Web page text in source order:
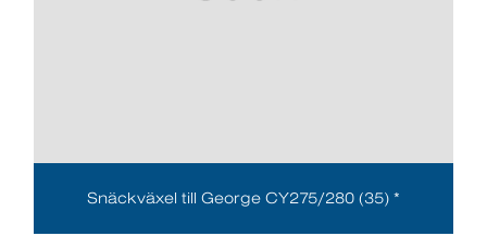
Snäckväxel till George CY275/280 (35) *